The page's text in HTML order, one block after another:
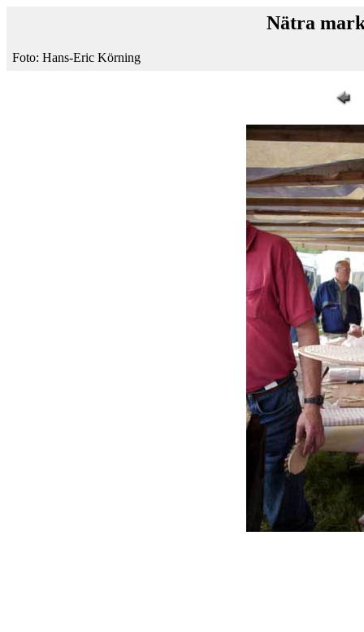
Nätra
Foto: Hans-Eric Körning